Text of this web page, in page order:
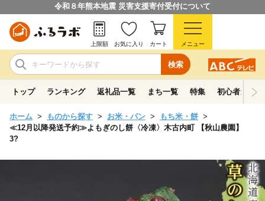
令和８年熊本地震 災害支援寄付受付について
検索
上限額 お気に入り カート メニュー
トップ ランキング 返礼品一覧 まち一覧 特集 初心者ガイド
ホーム ものから探す お米・パン
もち米・餅
≪12月以降発送予約≫よもぎのし餅〈冷凍〉木古内町 【秋山農園】
3?